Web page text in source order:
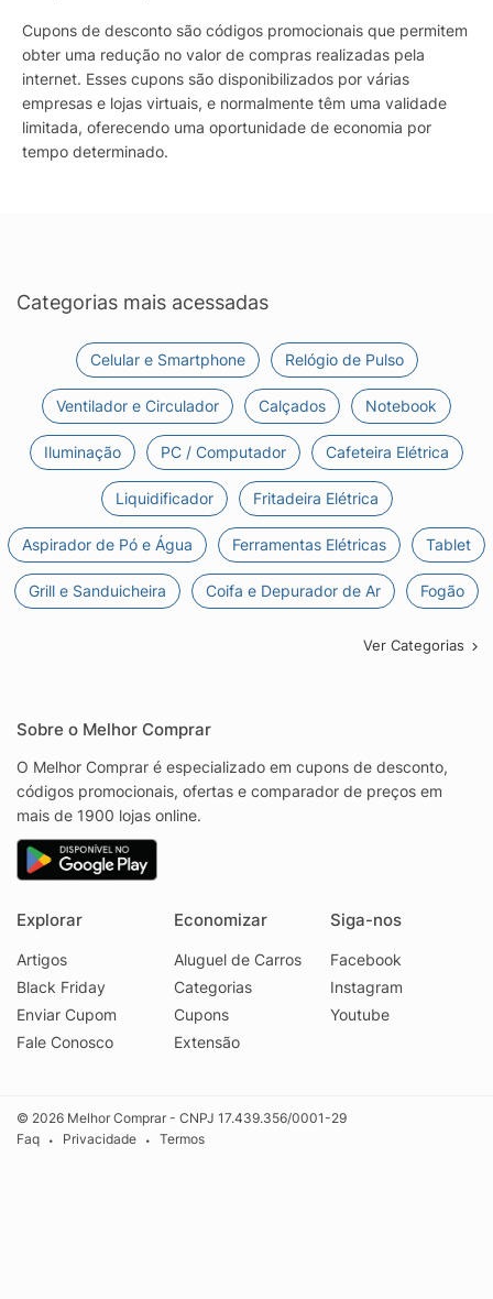
Cupons de desconto são códigos promocionais que permitem
obter uma redução no valor de compras realizadas pela
internet. Esses cupons são disponibilizados por várias
empresas e lojas virtuais, e normalmente têm uma validade
limitada, oferecendo uma oportunidade de economia por
tempo determinado.
Categorias mais acessadas
Celular e Smartphone Relógio de Pulso
Ventilador e Circulador Calçados Notebook
Iluminação PC / Computador Cafeteira Elétrica
Liquidificador Fritadeira Elétrica
Aspirador de Pó e Água Ferramentas Elétricas Tablet
Grill e Sanduicheira Coifa e Depurador de Ar Fogão
Ver Categorias
Sobre o Melhor Comprar
O Melhor Comprar é especializado em cupons de desconto,
códigos promocionais, ofertas e comparador de preços em
mais de 1900 lojas online.
Explorar
Artigos
Black Friday
Enviar Cupom
Fale Conosco
Economizar
Aluguel de Carros
Categorias
Cupons
Extensão
Siga-nos
Facebook
Instagram
Youtube
© 2026 Melhor Comprar - CNPJ 17.439.356/0001-29
Faq
• Privacidade • Termos